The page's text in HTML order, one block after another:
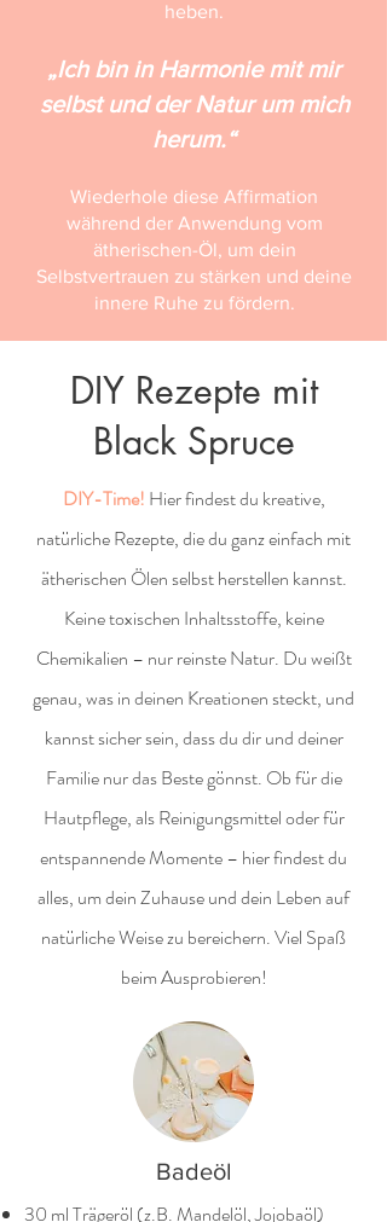
heben.
„Ich bin in Harmonie mit mir
selbst und der Natur um mich
herum.“
Wiederhole diese Affirmation
während der Anwendung vom
ätherischen-Öl, um dein
Selbstvertrauen zu stärken und deine
innere Ruhe zu fördern.
DIY Rezepte mit
Black Spruce
DIY-Time! Hier findest du kreative,
natürliche Rezepte, die du ganz einfach mit
ätherischen Ölen selbst herstellen kannst.
Keine toxischen Inhaltsstoffe, keine
Chemikalien – nur reinste Natur. Du weißt
genau, was in deinen Kreationen steckt, und
kannst sicher sein, dass du dir und deiner
Familie nur das Beste gönnst. Ob für die
Hautpflege, als Reinigungsmittel oder für
entspannende Momente – hier findest du
alles, um dein Zuhause und dein Leben auf
natürliche Weise zu bereichern. Viel Spaß
beim Ausprobieren!
Badeöl
30 ml Trägeröl (z.B. Mandelöl, Jojobaöl)